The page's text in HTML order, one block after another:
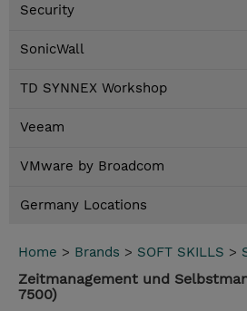
Security
SonicWall
TD SYNNEX Workshop
Veeam
VMware by Broadcom
Germany Locations
Home > Brands > SOFT SKILLS >
Zeitmanagement und
7500)